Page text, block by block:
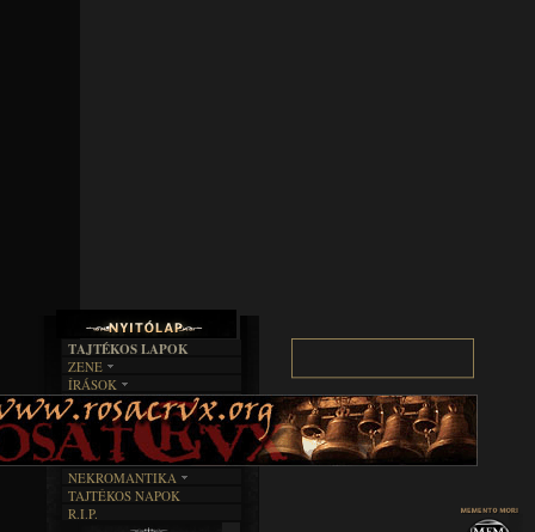
TAJTÉKOS LAPOK
ZENE
EGYÜTTESEK
INTERJÚK
FORDÍTÁSOK
DALSZÖVEGEK
ÍRÁSOK
IRODALOM
FILM
MŰVÉSZET
ÍRÁSTÖRTÉNET
BOSZORKÁNYKONYHA
FEKETE HUMOR
KÉPES
SZÖVEGES
RENDEZVÉNYEK
NEKROMANTIKA
AKTUÁLIS
A MÚLT
TAJTÉKOS NAPOK
R.I.P.